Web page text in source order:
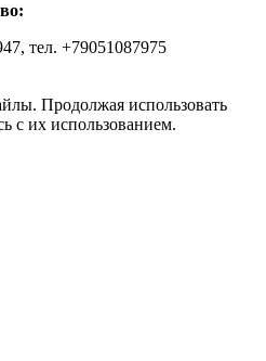
тел. +79051087975
Продолжая использовать
с их использованием.